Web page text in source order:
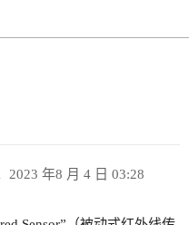
2023 年8 月 4 日 03:28